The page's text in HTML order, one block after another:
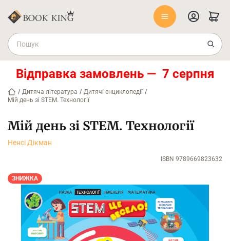
Відправка замовлень — 7 серпня
/ Дитяча література / Дитячі енциклопедії /
Мій день зі STEM. Технології
Мій день зі STEM. Технології
Ненсі Дікман
ISBN 9789669823632
ЗНИЖКА